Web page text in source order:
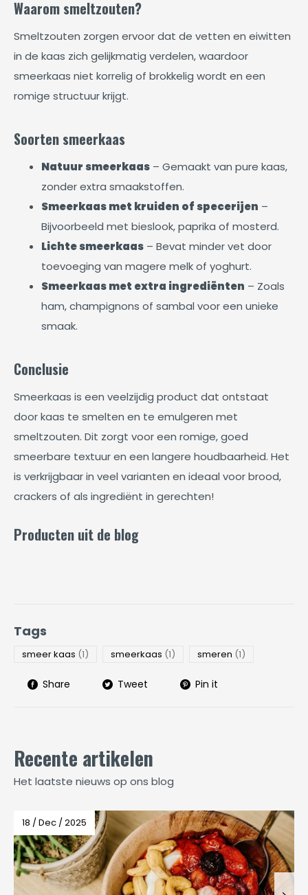
Waarom smeltzouten?
Smeltzouten zorgen ervoor dat de vetten en eiwitten
in de kaas zich gelijkmatig verdelen, waardoor
smeerkaas niet korrelig of brokkelig wordt en een
romige structuur krijgt.
Soorten smeerkaas
Natuur smeerkaas – Gemaakt van pure kaas,
zonder extra smaakstoffen.
Smeerkaas met kruiden of specerijen –
Bijvoorbeeld met bieslook, paprika of mosterd.
Lichte smeerkaas – Bevat minder vet door
toevoeging van magere melk of yoghurt.
Smeerkaas met extra ingrediënten – Zoals
ham, champignons of sambal voor een unieke
smaak.
Conclusie
Smeerkaas is een veelzijdig product dat ontstaat
door kaas te smelten en te emulgeren met
smeltzouten. Dit zorgt voor een romige, goed
smeerbare textuur en een langere houdbaarheid. Het
is verkrijgbaar in veel varianten en ideaal voor brood,
crackers of als ingrediënt in gerechten!
Producten uit de blog
Tags
smeer kaas (1) smeerkaas (1) smeren (1)
Share Tweet Pin it
Recente artikelen
Het laatste nieuws op ons blog
18 / Dec / 2025